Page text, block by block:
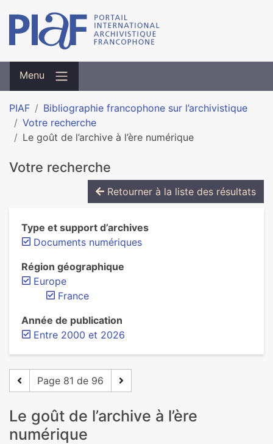
Menu
PIAF
Bibliographie francophone sur l’archivistique
Votre recherche
Le goût de l’archive à l’ère numérique
Votre recherche
Retourner à la liste des résultats
Type et support d’archives
Documents numériques
Région géographique
Europe
France
Année de publication
Entre 2000 et 2026
Page 81 de 96
Le goût de l’archive à l’ère
numérique